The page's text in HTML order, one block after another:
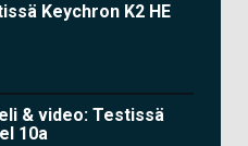
Keychron K2 HE
& video: Testissä
10a